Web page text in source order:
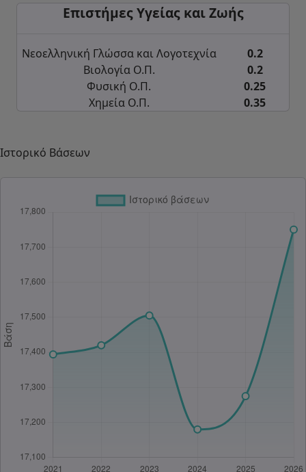
Επιστήμες Υγείας και Ζωής
Νεοελληνική Γλώσσα και Λογοτεχνία
0.2
Βιολογία Ο.Π.
0.2
Φυσική Ο.Π.
0.25
Χημεία Ο.Π.
0.35
Ιστορικό Βάσεων